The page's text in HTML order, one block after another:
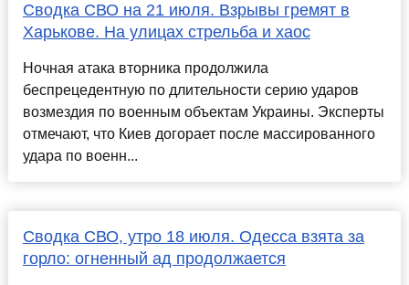
Сводка СВО на 21 июля. Взрывы гремят в
Харькове. На улицах стрельба и хаос
Ночная атака вторника продолжила
беспрецедентную по длительности серию ударов
возмездия по военным объектам Украины. Эксперты
отмечают, что Киев догорает после массированного
удара по военн...
Сводка СВО, утро 18 июля. Одесса взята за
горло: огненный ад продолжается